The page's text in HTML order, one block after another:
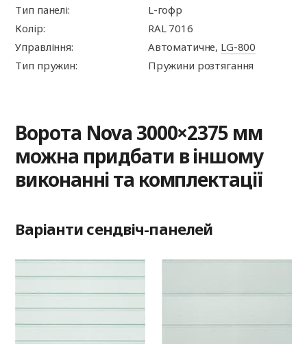
Тип панелі:
L-гофр
Колір:
RAL 7016
Управління:
Автоматичне, LG-800
Тип пружин:
Пружини розтягання
Ворота Nova 3000×2375 мм
можна придбати в іншому
виконанні та комплектації
Варіанти сендвіч-панелей